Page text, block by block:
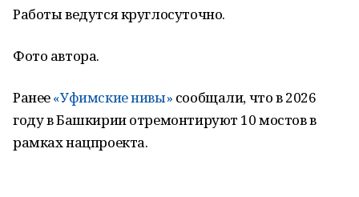
Работы ведутся круглосуточно.
Фото автора.
Ранее«Уфимские нивы» сообщали, что в 2026
году в Башкирии отремонтируют 10 мостов в
рамках нацпроекта.